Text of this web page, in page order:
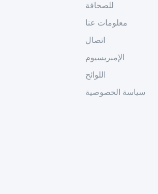
للصحافة
معلومات عنا
اتصال
الإمبريسيوم
اللوائح
سياسة الخصوصية